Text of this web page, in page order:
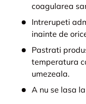
coagularea
Intrerupeti
inainte de
Pastrati
temperatura
umezeala.
A nu se lasa